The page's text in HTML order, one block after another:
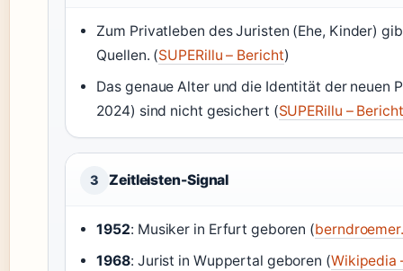
Zum Privatleben des Juristen (Ehe, Kinder)
Quellen. (SUPERillu – Bericht)
Das genaue Alter und die Identität der neuen
2024) sind nicht gesichert (SUPERillu – Bericht
3 Zeitleisten-Signal
1952: Musiker in Erfurt geboren (
1968: Jurist in Wuppertal geboren (Wikipedia